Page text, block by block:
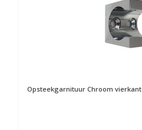
Opsteekgarnituur Chroom vierkant